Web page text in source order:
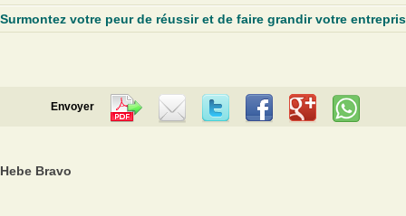
Surmontez votre peur de réussir et de faire grandir votre
Envoyer
Hebe Bravo